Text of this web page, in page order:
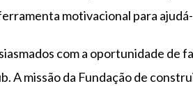
motivacional para
com a oportunidade de
A missão da Fundação de